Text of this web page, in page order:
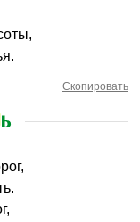
Скопировать